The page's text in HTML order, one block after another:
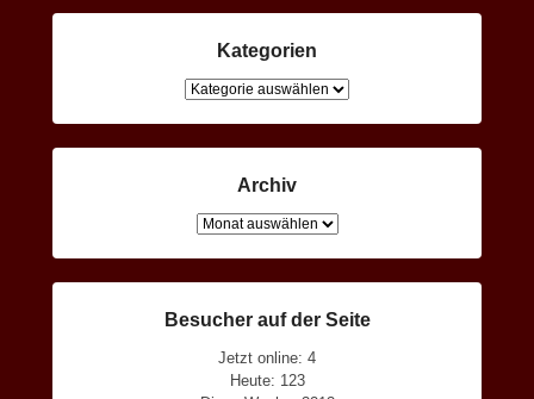
Kategorien
Kategorien
Archiv
Archiv
Besucher auf der Seite
Jetzt online: 4
Heute: 123